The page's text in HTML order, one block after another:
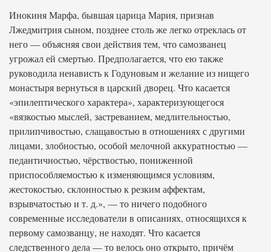
Инокиня Марфа, бывшая царица Мария, признав
Лжедмитрия сыном, позднее столь же легко отреклась от
него — объясняя свои действия тем, что самозванец
угрожал ей смертью. Предполагается, что ею также
руководила ненависть к Годуновым и желание из нищего
монастыря вернуться в царский дворец. Что касается
«эпилептического характера», характеризующегося
«вязкостью мыслей, застреванием, медлительностью,
прилипчивостью, слащавостью в отношениях с другими
лицами, злобностью, особой мелочной аккуратностью —
педантичностью, чёрствостью, пониженной
приспособляемостью к изменяющимся условиям,
жестокостью, склонностью к резким аффектам,
взрывчатостью и т. д.», — то ничего подобного
современные исследователи в описаниях, относящихся к
первому самозванцу, не находят. Что касается
следственного дела — то велось оно открыто, причём